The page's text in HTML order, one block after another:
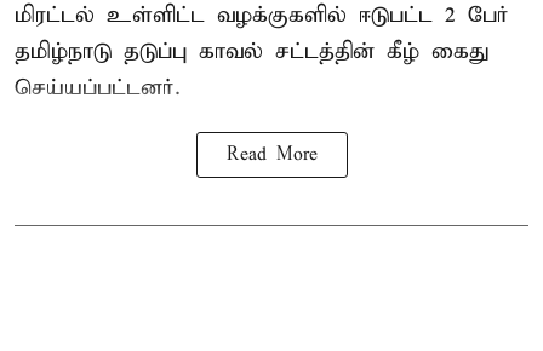
மிரட்டல் உள்ளிட்ட வழக்குகளில் ஈடுபட்ட 2 பேர்
தமிழ்நாடு தடுப்பு காவல் சட்டத்தின் கீழ் கைது
செய்யப்பட்டனர்.
Read More